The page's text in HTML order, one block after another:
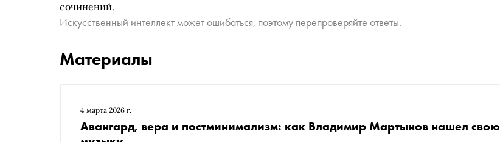
сочинений.
Искусственный интеллект может ошибаться, поэтому перепроверяйте ответы.
Материалы
4 марта 2026 г.
Авангард, вера и постминимализм: как Владимир Мартынов нашел свою